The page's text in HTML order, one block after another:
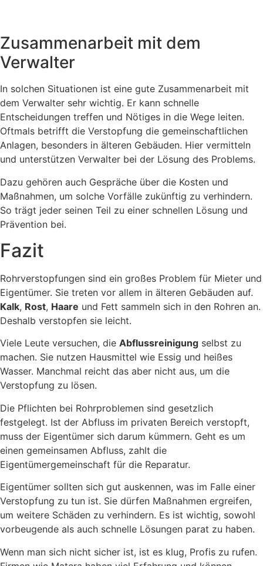
Zusammenarbeit mit dem
Verwalter
In solchen Situationen ist eine gute Zusammenarbeit mit
dem Verwalter sehr wichtig. Er kann schnelle
Entscheidungen treffen und Nötiges in die Wege leiten.
Oftmals betrifft die Verstopfung die gemeinschaftlichen
Anlagen, besonders in älteren Gebäuden. Hier vermitteln
und unterstützen Verwalter bei der Lösung des Problems.
Dazu gehören auch Gespräche über die Kosten und
Maßnahmen, um solche Vorfälle zukünftig zu verhindern.
So trägt jeder seinen Teil zu einer schnellen Lösung und
Prävention bei.
Fazit
Rohrverstopfungen sind ein großes Problem für Mieter und
Eigentümer. Sie treten vor allem in älteren Gebäuden auf.
Kalk, Rost, Haare und Fett sammeln sich in den Rohren an.
Deshalb verstopfen sie leicht.
Viele Leute versuchen, die Abflussreinigung selbst zu
machen. Sie nutzen Hausmittel wie Essig und heißes
Wasser. Manchmal reicht das aber nicht aus, um die
Verstopfung zu lösen.
Die Pflichten bei Rohrproblemen sind gesetzlich
festgelegt. Ist der Abfluss im privaten Bereich verstopft,
muss der Eigentümer sich darum kümmern. Geht es um
einen gemeinsamen Abfluss, zahlt die
Eigentümergemeinschaft für die Reparatur.
Eigentümer sollten sich gut auskennen, was im Falle einer
Verstopfung zu tun ist. Sie dürfen Maßnahmen ergreifen,
um weitere Schäden zu verhindern. Es ist wichtig, sowohl
vorbeugende als auch schnelle Lösungen parat zu haben.
Wenn man sich nicht sicher ist, ist es klug, Profis zu rufen.